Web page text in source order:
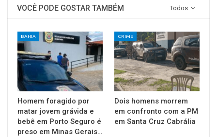
Todos
VOCÊ PODE GOSTAR TAMBÉM
BAHIA
Homem foragido por
matar jovem grávida e
bebê em Porto Seguro é
preso em Minas Gerais…
CRIME
Dois homens morrem
em confronto com a PM
em Santa Cruz Cabrália